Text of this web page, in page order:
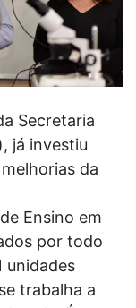
Secretaria
já investiu
da
Ensino em
por todo
unidades
trabalha a